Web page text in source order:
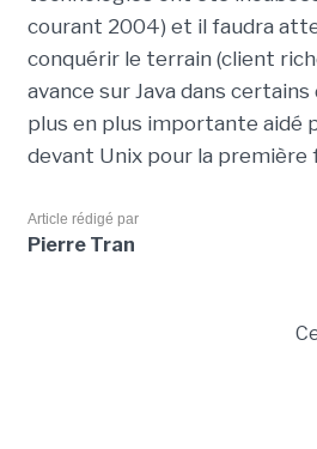
courant 2004) et il faudra
conquérir le terrain (client
avance sur Java dans
plus en plus importante aidé
devant Unix pour la
Article rédigé par
Pierre Tran